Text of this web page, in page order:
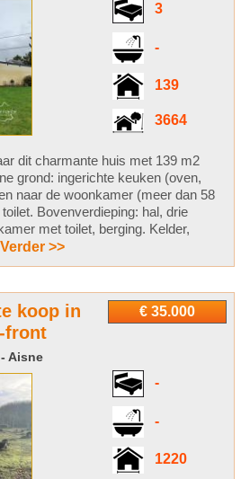
3
-
139
3664
dit charmante huis met 139 m2
grond: ingerichte keuken (oven,
naar de woonkamer (meer dan 58
Bovenverdieping: hal, drie
met toilet, berging. Kelder,
>>
€ 35.000
koop in
front
Aisne
-
-
1220